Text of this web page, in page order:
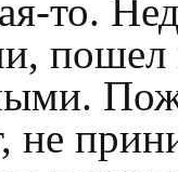
то.
не